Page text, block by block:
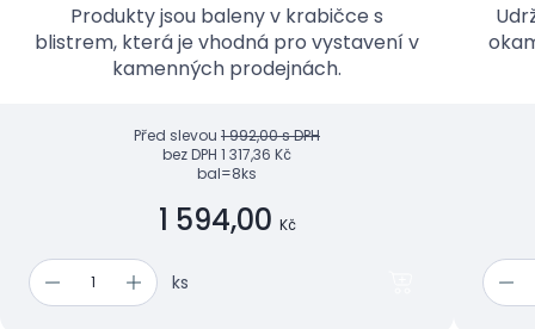
Produkty jsou baleny v krabičce s
blistrem, která je vhodná pro vystavení v
kamenných prodejnách.
Před slevou 1 992,00 s DPH
bez DPH 1 317,36 Kč
bal=8ks
1 594,00 Kč
ks